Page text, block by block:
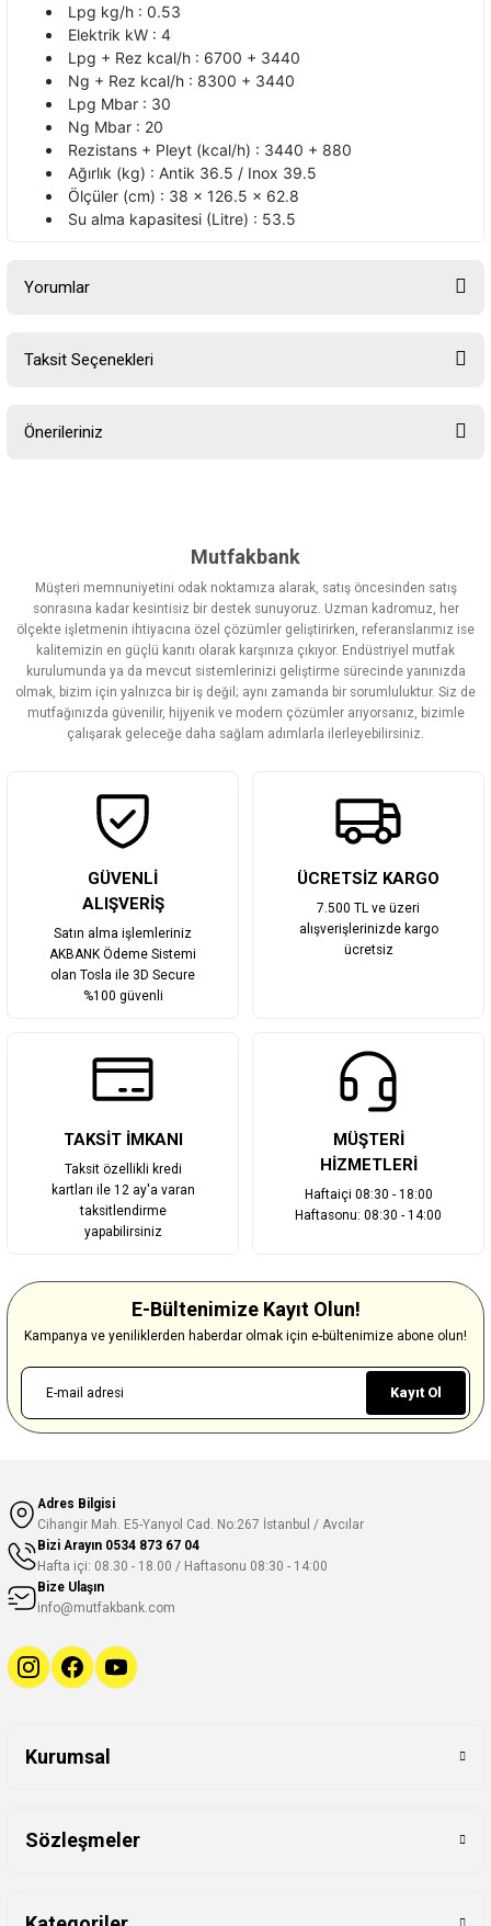
Lpg kg/h : 0.53
Elektrik kW : 4
Lpg + Rez kcal/h : 6700 + 3440
Ng + Rez kcal/h : 8300 + 3440
Lpg Mbar : 30
Ng Mbar : 20
Rezistans + Pleyt (kcal/h) : 3440 + 880
Ağırlık (kg) : Antik 36.5 / Inox 39.5
Ölçüler (cm) : 38 × 126.5 × 62.8
Su alma kapasitesi (Litre) : 53.5
Yorumlar
Taksit Seçenekleri
Önerileriniz
Görüş ve önerileriniz için teşekkür ederiz.
Ürün resmi kalitesiz, bozuk veya görüntülenemiyor.
Ürün açıklamasında eksik bilgiler bulunuyor.
Ürün bilgilerinde hatalar bulunuyor.
Ürün fiyatı diğer sitelerden daha pahalı.
Bu ürüne benzer farklı alternatifler olmalı.
Mutfakbank
Müşteri memnuniyetini odak noktamıza alarak, satış öncesinden satış
sonrasına kadar kesintisiz bir destek sunuyoruz. Uzman kadromuz, her
ölçekte işletmenin ihtiyacına özel çözümler geliştirirken, referanslarımız ise
kalitemizin en güçlü kanıtı olarak karşınıza çıkıyor. Endüstriyel mutfak
kurulumunda ya da mevcut sistemlerinizi geliştirme sürecinde yanınızda
olmak, bizim için yalnızca bir iş değil; aynı zamanda bir sorumluluktur. Siz de
mutfağınızda güvenilir, hijyenik ve modern çözümler arıyorsanız, bizimle
çalışarak geleceğe daha sağlam adımlarla ilerleyebilirsiniz.
GÜVENLİ
ALIŞVERİŞ
Satın alma işlemleriniz
AKBANK Ödeme Sistemi
olan Tosla ile 3D Secure
%100 güvenli
ÜCRETSİZ KARGO
7.500 TL ve üzeri
alışverişlerinizde kargo
ücretsiz
TAKSİT İMKANI
Taksit özellikli kredi
kartları ile 12 ay'a varan
taksitlendirme
yapabilirsiniz
MÜŞTERİ
HİZMETLERİ
Haftaiçi 08:30 - 18:00
Haftasonu: 08:30 - 14:00
E-Bültenimize Kayıt Olun!
Kampanya ve yeniliklerden haberdar olmak için e-bültenimize abone olun!
Kayıt Ol
Adres Bilgisi
Cihangir Mah. E5-Yanyol Cad. No:267 İstanbul / Avcılar
Bizi Arayın 0534 873 67 04
Hafta içi: 08.30 - 18.00 / Haftasonu 08:30 - 14:00
Bize Ulaşın
info@mutfakbank.com
Kurumsal
Sözleşmeler